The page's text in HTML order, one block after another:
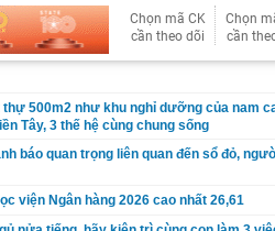
Chọn mã CK
cần theo dõi
Chọn
cần
thự 500m2 như khu nghỉ dưỡng của nam
Tây, 3 thế hệ cùng chung sống
báo quan trọng liên quan đến sổ đỏ,
viện Ngân hàng 2026 cao nhất 26,61